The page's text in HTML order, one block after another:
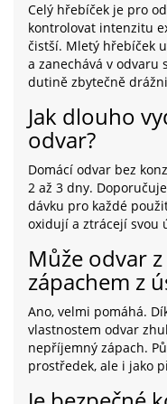
Celý hřebíček je pro
kontrolovat intenzitu
čistší. Mletý hřebíček
a zanechává v odvaru
dutině zbytečně
Jak dlouho
odvar?
Domácí odvar bez
2 až 3 dny.
dávku pro každé
oxidují a ztrácejí svou
Může odvar
zápachem z
Ano, velmi pomáhá.
vlastnostem odvar
nepříjemný zápach.
prostředek, ale i jako